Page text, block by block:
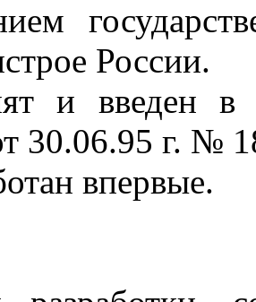
России.
и введен в
30.06.95 г. №
впервые.